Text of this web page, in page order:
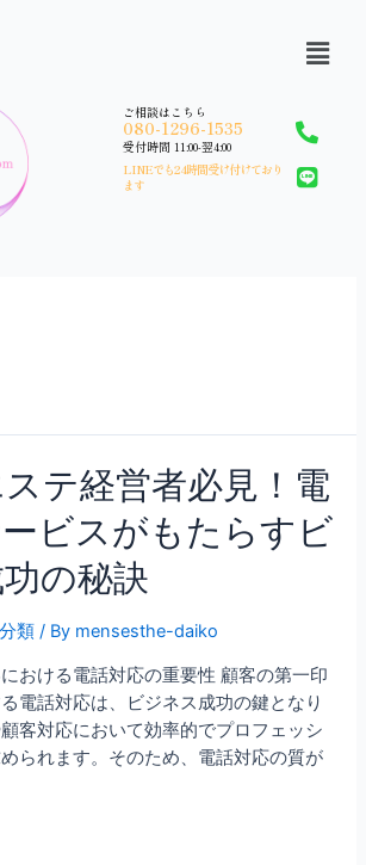
ご相談はこちら
080-1296-1535
受付時間 11:00-翌4:00
LINEでも24時間受け付けており
ます
テ経営者必見！電
ビスがもたらすビ
の秘訣
類 / By mensesthe-daiko
おける電話対応の重要性 顧客の第一印
電話対応は、ビジネス成功の鍵となり
客対応において効率的でプロフェッシ
られます。そのため、電話対応の質が